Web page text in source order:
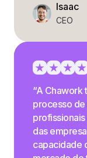
Isaac
CEO
“A Chawork
processo
das
capacidade